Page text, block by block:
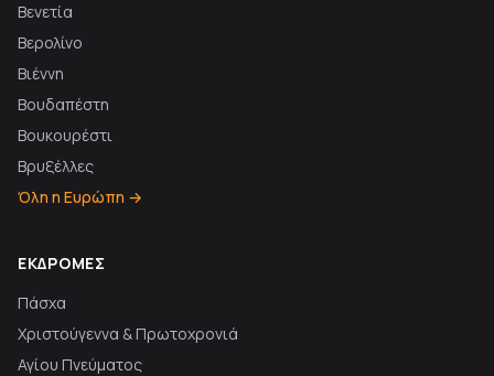
Βενετία
Βερολίνο
Βιέννη
Βουδαπέστη
Βουκουρέστι
Βρυξέλλες
Όλη η Ευρώπη →
ΕΚΔΡΟΜΈΣ
Πάσχα
Χριστούγεννα & Πρωτοχρονιά
Αγίου Πνεύματος